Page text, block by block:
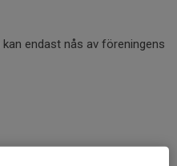
endast nås av föreningens